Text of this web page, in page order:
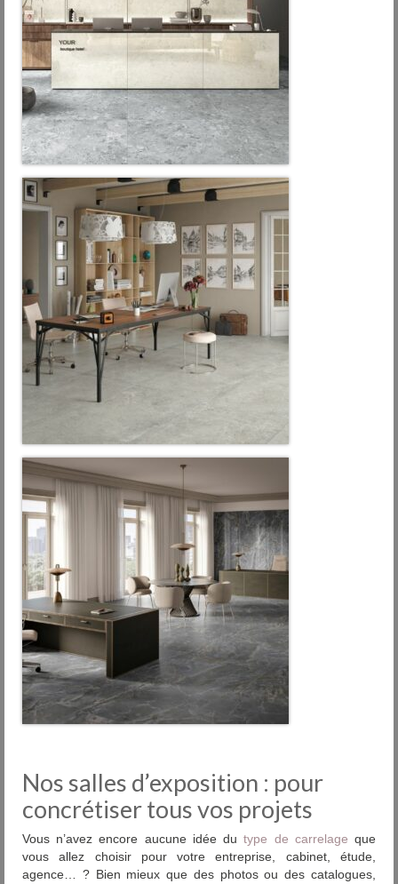
Nos salles d’exposition : pour
concrétiser tous vos projets
Vous n’avez encore aucune idée dutype de carrelage que
vous allez choisir pour votre entreprise, cabinet, étude,
agence… ? Bien mieux que des photos ou des catalogues,